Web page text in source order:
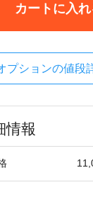
カートに入
プションの値段
情報